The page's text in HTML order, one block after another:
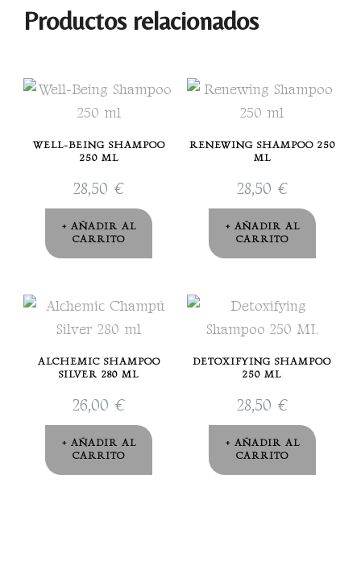
Productos relacionados
WELL-BEING SHAMPOO
250 ML
28,50 €
AÑADIR AL
CARRITO
RENEWING SHAMPOO 250
ML
28,50 €
AÑADIR AL
CARRITO
ALCHEMIC SHAMPOO
SILVER 280 ML
26,00 €
AÑADIR AL
CARRITO
DETOXIFYING SHAMPOO
250 ML
28,50 €
AÑADIR AL
CARRITO